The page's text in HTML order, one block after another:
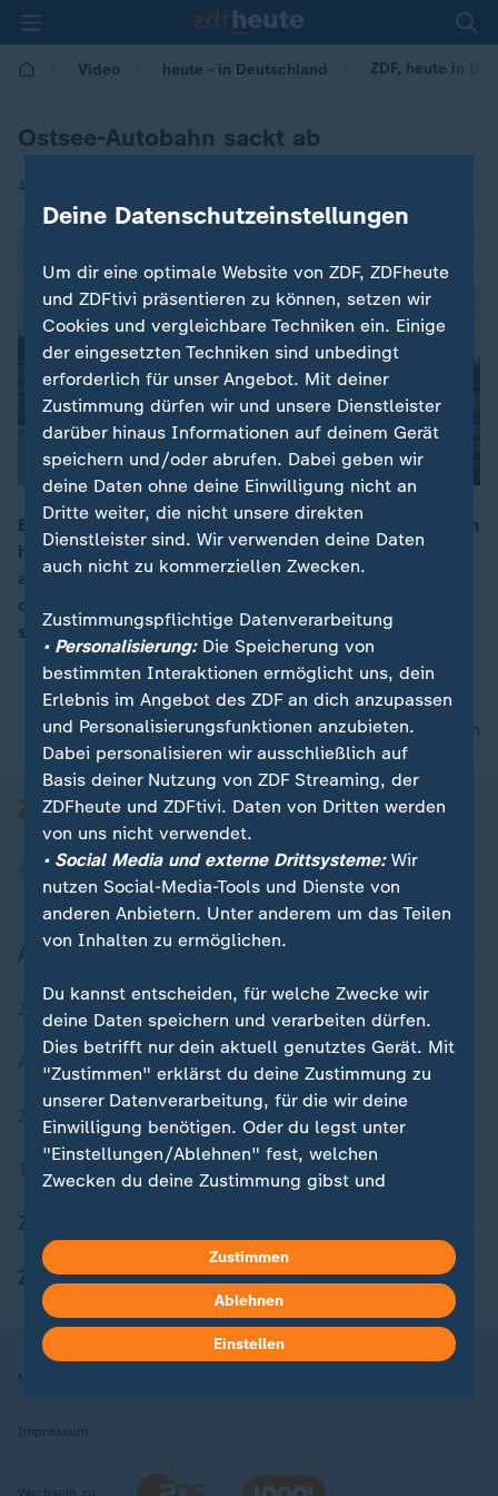
Video heute - in Deutschland ZDF, heute in
Ostsee-Autobahn sackt ab
13.10.2017 | 14:00
00:07
Bereits Ende September war die A20 bei Tribsees einen
halben Meter abgesackt, jetzt ist die Spur komplett
abgebrochen. Der Verkehr Richtung Stettin wird jetzt
durch die umliegenden Gemeinden gelenkt, was eine
starke Belastung für die Anwohner bedeutet.
nach oben
Zuletzt veröffentlicht
Aktuelle Sendungs-Videos
ZDFheute Stories
Themen im Überblick
ZDFheute Apps
Nutzungsbedingungen
Impressum
Wechseln zu:
Deine Datenschutzeinstellungen
Um dir eine optimale Website von ZDF, ZDFheute
und ZDFtivi präsentieren zu können, setzen wir
Cookies und vergleichbare Techniken ein. Einige
der eingesetzten Techniken sind unbedingt
erforderlich für unser Angebot. Mit deiner
Zustimmung dürfen wir und unsere Dienstleister
darüber hinaus Informationen auf deinem Gerät
speichern und/oder abrufen. Dabei geben wir
deine Daten ohne deine Einwilligung nicht an
Dritte weiter, die nicht unsere direkten
Dienstleister sind. Wir verwenden deine Daten
auch nicht zu kommerziellen Zwecken.
Zustimmungspflichtige Datenverarbeitung
• Personalisierung:Die Speicherung von
bestimmten Interaktionen ermöglicht uns, dein
Erlebnis im Angebot des ZDF an dich anzupassen
und Personalisierungsfunktionen anzubieten.
Dabei personalisieren wir ausschließlich auf
Basis deiner Nutzung von ZDF Streaming, der
ZDFheute und ZDFtivi. Daten von Dritten werden
von uns nicht verwendet.
• Social Media und externe Drittsysteme:Wir
nutzen Social-Media-Tools und Dienste von
anderen Anbietern. Unter anderem um das Teilen
von Inhalten zu ermöglichen.
Du kannst entscheiden, für welche Zwecke wir
deine Daten speichern und verarbeiten dürfen.
Dies betrifft nur dein aktuell genutztes Gerät. Mit
"Zustimmen" erklärst du deine Zustimmung zu
unserer Datenverarbeitung, für die wir deine
Einwilligung benötigen. Oder du legst unter
"Einstellungen/Ablehnen" fest, welchen
Zwecken du deine Zustimmung gibst und
in deinen Einstellungen widerrufen oder ändern.
Hier findest du das Impressum.
Weitere Informationen findest du in unserer
Datenschutzerklärung.
Zustimmen
Ablehnen
Einstellen